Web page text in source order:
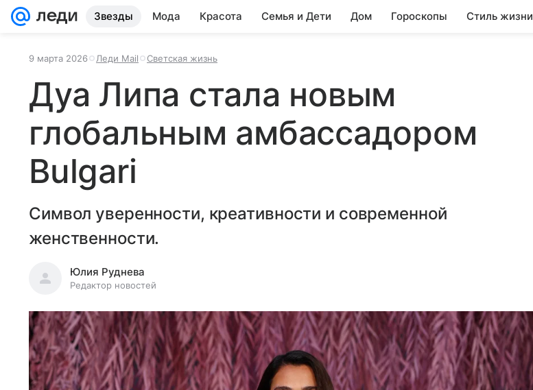
Звезды Мода Красота Семья и Дети Дом Гороскопы Стиль жизни
9 марта 2026 Леди Mail Светская жизнь
Дуа Липа стала новым
глобальным амбассадором
Bulgari
Символ уверенности, креативности и современной
женственности.
Юлия Руднева
Редактор новостей